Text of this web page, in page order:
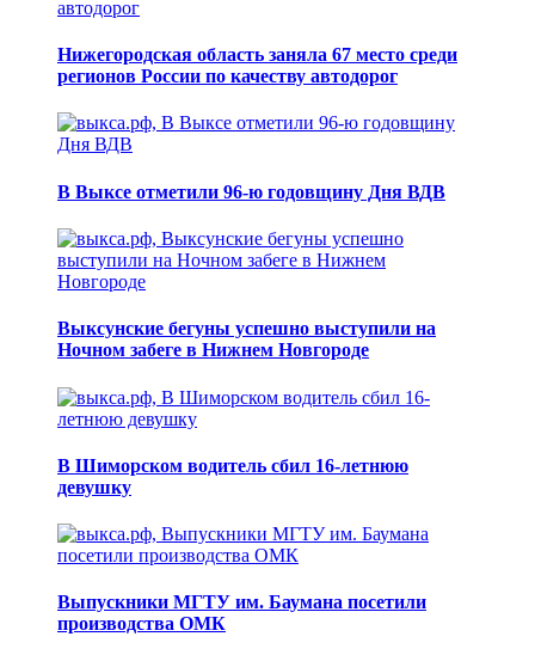
Нижегородская область заняла 67 место среди
регионов России по качеству автодорог
В Выксе отметили 96-ю годовщину Дня ВДВ
Выксунские бегуны успешно выступили на
Ночном забеге в Нижнем Новгороде
В Шиморском водитель сбил 16-летнюю
девушку
Выпускники МГТУ им. Баумана посетили
производства ОМК